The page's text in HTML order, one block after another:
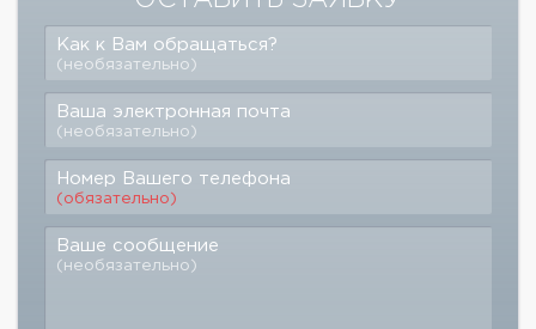
Как к Вам обращаться?
(необязательно)
Ваша электронная почта
(необязательно)
Номер Вашего телефона
(обязательно)
Ваше сообщение
(необязательно)